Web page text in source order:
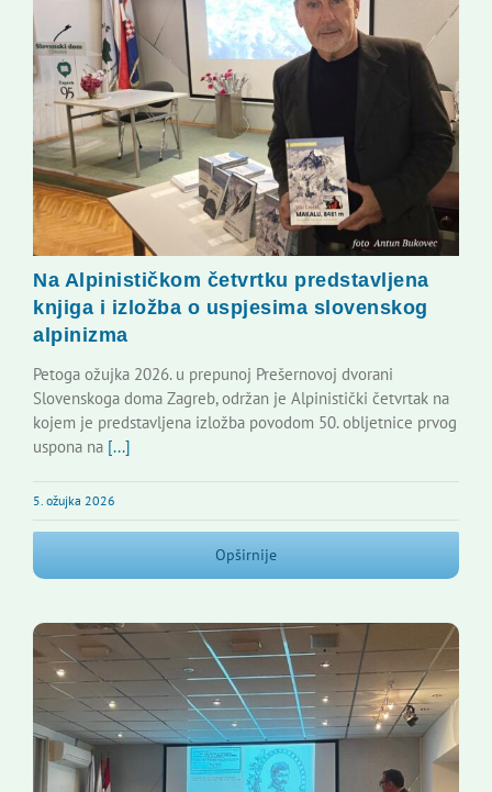
Na Alpinističkom četvrtku predstavljena
knjiga i izložba o uspjesima slovenskog
alpinizma
Petoga ožujka 2026. u prepunoj Prešernovoj dvorani
Slovenskoga doma Zagreb, održan je Alpinistički četvrtak na
kojem je predstavljena izložba povodom 50. obljetnice prvog
uspona na [...]
5. ožujka 2026
Opširnije